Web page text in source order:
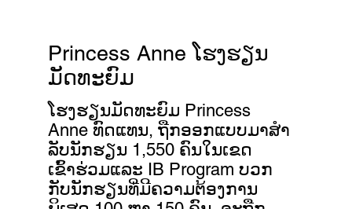
Princess Anne ໂຮງຮຽນ
ມັດທະຍົມ
ໂຮງຮຽນມັດທະຍົມ Princess
Anne ທົດແທນ, ຖືກອອກແບບມາສໍາ
ລັບນັກຮຽນ 1,550 ຄົນໃນເຂດ
ເຂົ້າຮ່ວມແລະ IB Program ບວກ
ກັບນັກຮຽນທີ່ມີຄວາມຕ້ອງການ